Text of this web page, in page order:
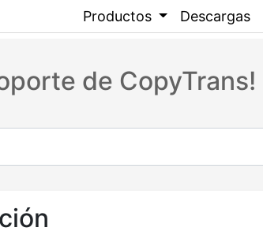
Productos Descargas
de CopyTrans!